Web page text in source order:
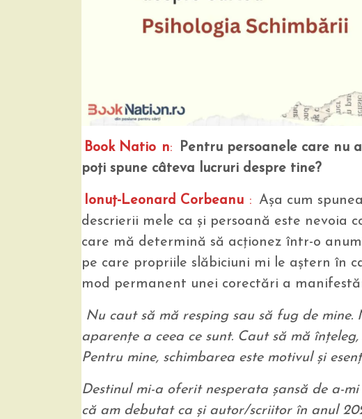
Book Natio n:
Pentru persoanele care nu
poți spune câteva lucruri despre tine?
Ionuţ-Leonard Corbeanu : Aşa cum
descrierii mele ca şi persoană este nevoia
care mă determină să acţionez într-o
pe care propriile slăbiciuni mi le aştern în
mod permanent unei corectări a
Nu caut să mă resping sau să fug de mine.
aparenţe a ceea ce sunt. Caut să mă
Pentru mine, schimbarea este motivul şi
Destinul mi-a oferit nesperata şansă de a-
că am debutat ca şi autor/scriitor în anul